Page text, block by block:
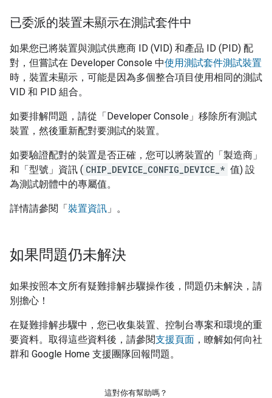
已委派的裝置未顯示在測試套件中
如果您已將裝置與測試供應商 ID (VID) 和產品 ID (PID) 配
對，但嘗試在 Developer Console 中使用測試套件測試裝置
時，裝置未顯示，可能是因為多個整合項目使用相同的測試
VID 和 PID 組合。
如要排解問題，請從「Developer Console 」移除所有測試
裝置，然後重新配對要測試的裝置。
如要驗證配對的裝置是否正確，您可以將裝置的「製造商」
和「型號」資訊 ( CHIP_DEVICE_CONFIG_DEVICE_* 值) 設
為測試韌體中的專屬值。
詳情請參閱「裝置資訊 」。
如果問題仍未解決
如果按照本文所有疑難排解步驟操作後，問題仍未解決，請
別擔心！
在疑難排解步驟中，您已收集裝置、控制台專案和環境的重
要資料。取得這些資料後，請參閱支援頁面 ，瞭解如何向社
群和 Google Home 支援團隊回報問題。
這對你有幫助嗎？